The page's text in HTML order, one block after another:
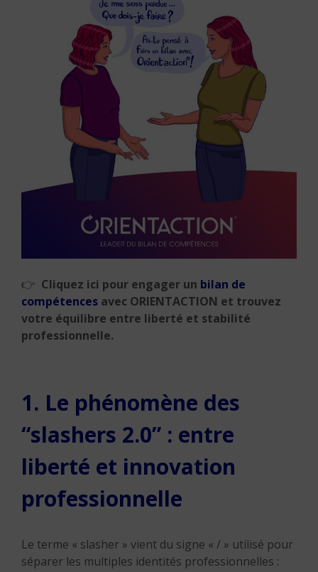
👉 Cliquez ici pour engager un bilan de
compétences avec ORIENTACTION et trouvez
votre équilibre entre liberté et stabilité
professionnelle.
1. Le phénomène des
“slashers 2.0” : entre
liberté et innovation
professionnelle
Le terme « slasher » vient du signe « / » utilisé pour
séparer les multiples identités professionnelles :